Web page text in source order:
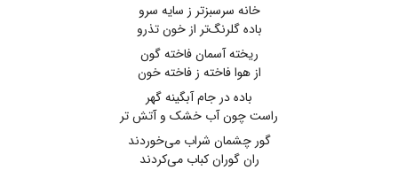
خانه سرسبزتر ز سایه سرو
باده گلرنگ‌تر از خون تذرو
ریخته آسمان فاخته گون
از هوا فاخته ز فاخته خون
باده در جام آبگینه گهر
راست چون آب خشک و آتش تر
گور چشمان شراب می‌خوردند
ران گوران کباب می‌کردند